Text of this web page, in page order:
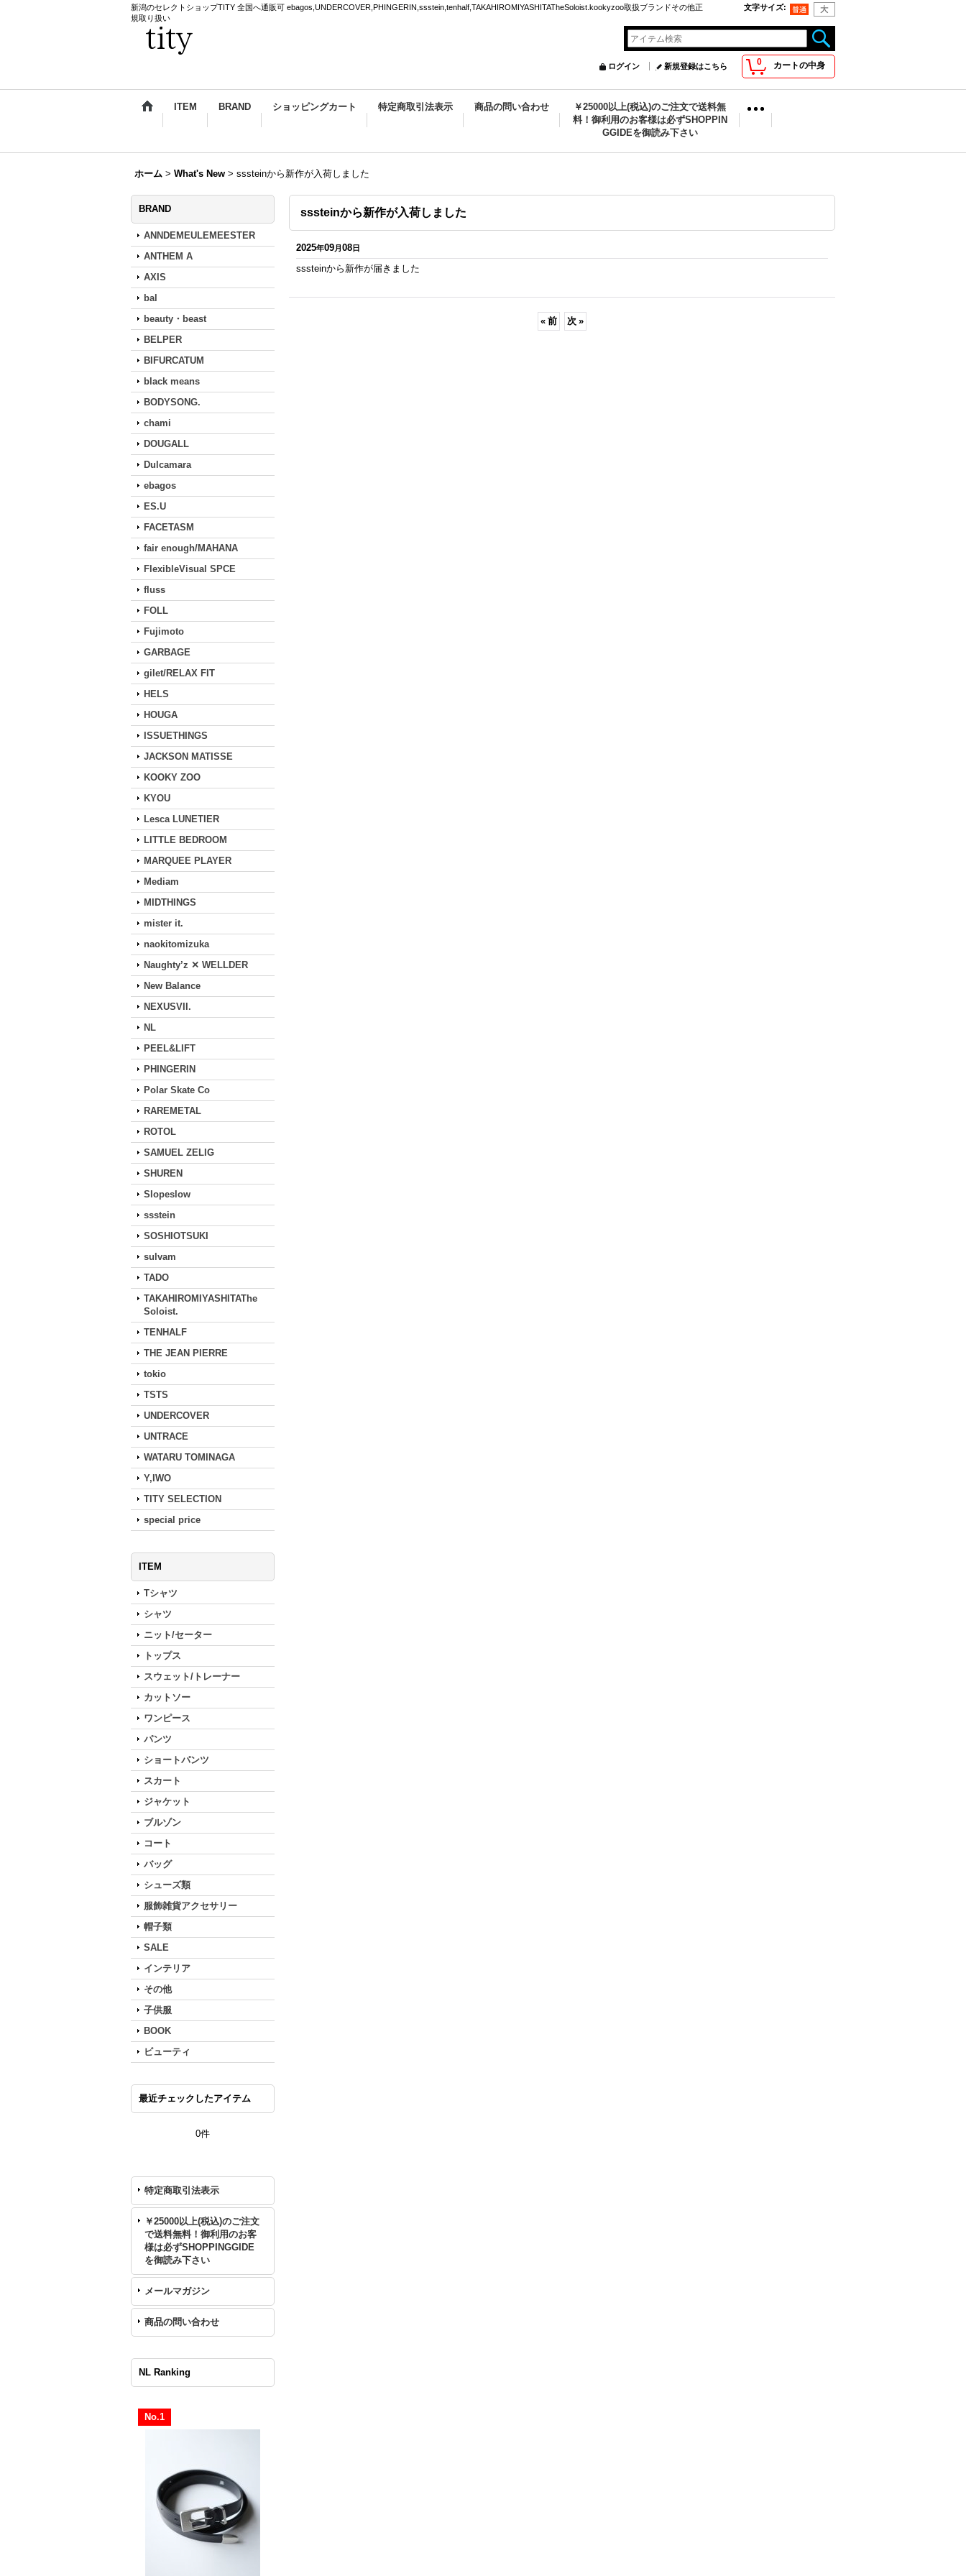
新潟のセレクトショップTITY 全国へ通販可 ebagos,UNDERCOVER,PHINGERIN,ssstein,tenhalf,TAKAHIROMIYASHITATheSoloist.kookyzoo取扱ブランドその他正
規取り扱い
文字サイズ:
0 カートの中身
ログイン 新規登録はこちら
ITEM BRAND ショッピングカート 特定商取引法表示 商品の問い合わせ
￥25000以上(税込)のご注文で送料無
料！御利用のお客様は必ずSHOPPIN
GGIDEを御読み下さい
ホーム > What's New > sssteinから新作が入荷しました
BRAND
ANNDEMEULEMEESTER
ANTHEM A
AXIS
bal
beauty・beast
BELPER
BIFURCATUM
black means
BODYSONG.
chami
DOUGALL
Dulcamara
ebagos
ES.U
FACETASM
fair enough/MAHANA
FlexibleVisual SPCE
fluss
FOLL
Fujimoto
GARBAGE
gilet/RELAX FIT
HELS
HOUGA
ISSUETHINGS
JACKSON MATISSE
KOOKY ZOO
KYOU
Lesca LUNETIER
LITTLE BEDROOM
MARQUEE PLAYER
Mediam
MIDTHINGS
mister it.
naokitomizuka
Naughty’z ✕ WELLDER
New Balance
NEXUSVII.
NL
PEEL&LIFT
PHINGERIN
Polar Skate Co
RAREMETAL
ROTOL
SAMUEL ZELIG
SHUREN
Slopeslow
ssstein
SOSHIOTSUKI
sulvam
TADO
TAKAHIROMIYASHITAThe
Soloist.
TENHALF
THE JEAN PIERRE
tokio
TSTS
UNDERCOVER
UNTRACE
WATARU TOMINAGA
Y,IWO
TITY SELECTION
special price
ITEM
Tシャツ
シャツ
ニット/セーター
トップス
スウェット/トレーナー
カットソー
ワンピース
パンツ
ショートパンツ
スカート
ジャケット
ブルゾン
コート
バッグ
シューズ類
服飾雑貨アクセサリー
帽子類
SALE
インテリア
その他
子供服
BOOK
ビューティ
最近チェックしたアイテム
0件
特定商取引法表示
￥25000以上(税込)のご注文
で送料無料！御利用のお客
様は必ずSHOPPINGGIDE
を御読み下さい
メールマガジン
商品の問い合わせ
NL Ranking
No.1
sssteinから新作が入荷しました
2025年09月08日
sssteinから新作が届きました
« 前 次 »